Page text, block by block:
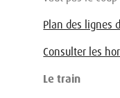
Plan des lignes
Consulter les
Le train